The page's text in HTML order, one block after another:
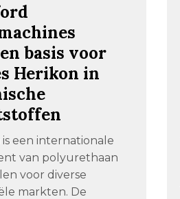
basis voor
Herikon in
een internationale
van polyurethaan
voor diverse
markten. De